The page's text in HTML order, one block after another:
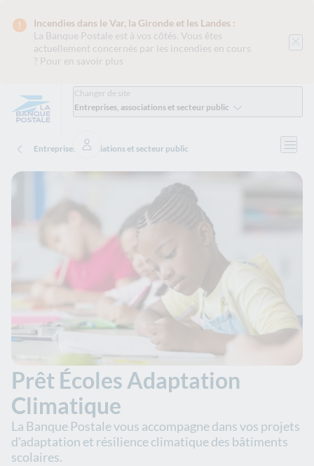
Incendies dans le Var, la Gironde et les Landes :
La Banque Postale est à vos côtés. Vous êtes
actuellement concernés par les incendies en cours
? Pour en savoir plus
Changer de site
Entreprises, associations et secteur public
Se connecter
Entreprises, associations et secteur public
Prêt Écoles Adaptation
Climatique
La Banque Postale vous accompagne dans vos projets
d'adaptation et résilience climatique des bâtiments
scolaires.